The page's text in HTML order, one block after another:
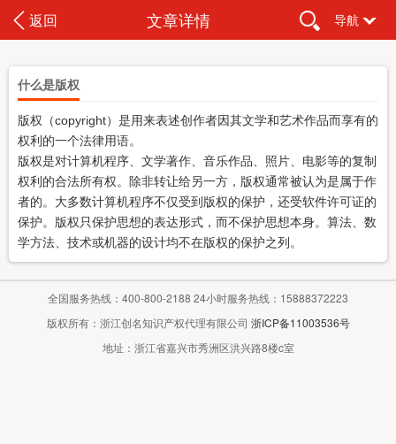
返回 文章详情 导航
什么是版权
版权（copyright）是用来表述创作者因其文学和艺术作品而享有的
权利的一个法律用语。
版权是对计算机程序、文学著作、音乐作品、照片、电影等的复制
权利的合法所有权。除非转让给另一方，版权通常被认为是属于作
者的。大多数计算机程序不仅受到版权的保护，还受软件许可证的
保护。版权只保护思想的表达形式，而不保护思想本身。算法、数
学方法、技术或机器的设计均不在版权的保护之列。
全国服务热线：400-800-2188 24小时服务热线：15888372223
版权所有：浙江创名知识产权代理有限公司 浙ICP备11003536号
地址：浙江省嘉兴市秀洲区洪兴路8楼c室